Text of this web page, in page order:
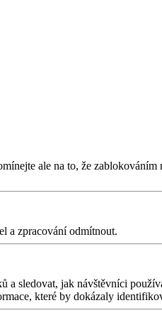
ale na to, že
a zpracování odmítnout.
sledovat, jak návštěvníci
které by dokázaly